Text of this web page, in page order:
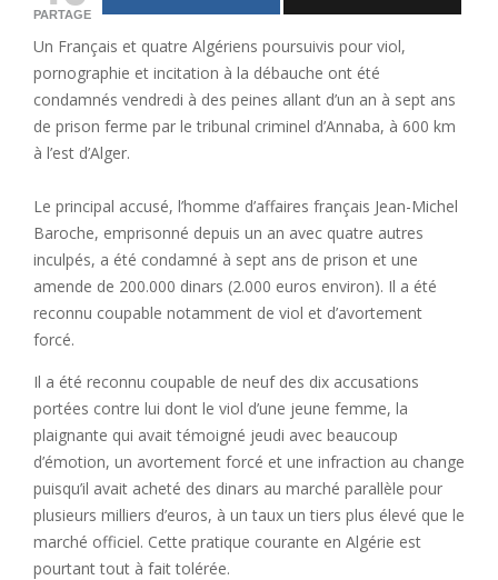
PARTAGE
Un Français et quatre Algériens poursuivis pour viol,
pornographie et incitation à la débauche ont été
condamnés vendredi à des peines allant d’un an à sept ans
de prison ferme par le tribunal criminel d’Annaba, à 600 km
à l’est d’Alger.
Le principal accusé, l’homme d’affaires français Jean-Michel
Baroche, emprisonné depuis un an avec quatre autres
inculpés, a été condamné à sept ans de prison et une
amende de 200.000 dinars (2.000 euros environ). Il a été
reconnu coupable notamment de viol et d’avortement
forcé.
Il a été reconnu coupable de neuf des dix accusations
portées contre lui dont le viol d’une jeune femme, la
plaignante qui avait témoigné jeudi avec beaucoup
d’émotion, un avortement forcé et une infraction au change
puisqu’il avait acheté des dinars au marché parallèle pour
plusieurs milliers d’euros, à un taux un tiers plus élevé que le
marché officiel. Cette pratique courante en Algérie est
pourtant tout à fait tolérée.